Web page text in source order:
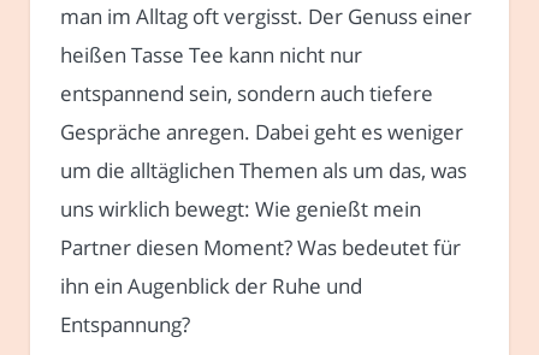
man im Alltag oft vergisst. Der Genuss einer
heißen Tasse Tee kann nicht nur
entspannend sein, sondern auch tiefere
Gespräche anregen. Dabei geht es weniger
um die alltäglichen Themen als um das, was
uns wirklich bewegt: Wie genießt mein
Partner diesen Moment? Was bedeutet für
ihn ein Augenblick der Ruhe und
Entspannung?